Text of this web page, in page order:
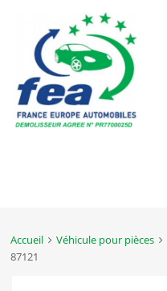
Accueil Véhicule pour pièces
87121